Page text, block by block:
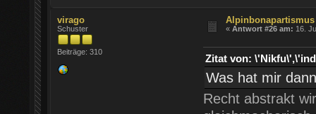
virago
Schuster
Beiträge: 310
Alpinbonapartismus
«Antwort #26 am: 16.
Zitat von:
Was hat mir
Recht abstrakt